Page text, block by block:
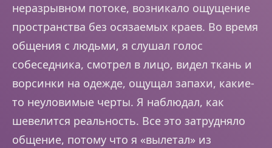
неразрывном потоке, возникало ощущение
пространства без осязаемых краев. Во время
общения с людьми, я слушал голос
собеседника, смотрел в лицо, видел ткань и
ворсинки на одежде, ощущал запахи, какие-
то неуловимые черты. Я наблюдал, как
шевелится реальность. Все это затрудняло
общение, потому что я «вылетал» из